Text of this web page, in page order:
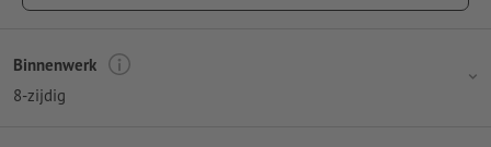
Binnenwerk
8-zijdig